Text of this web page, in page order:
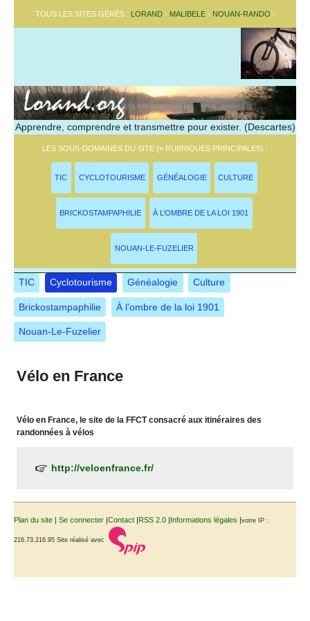
TOUS LES SITES GÉRÉS : LORAND- MALIBELE- NOUAN-RANDO -
Apprendre, comprendre et transmettre pour exister. (Descartes)
LES SOUS-DOMAINES DU SITE (= RUBRIQUES PRINCIPALES) :
TIC CYCLOTOURISME GÉNÉALOGIE CULTURE
BRICKOSTAMPAPHILIE À L’OMBRE DE LA LOI 1901
NOUAN-LE-FUZELIER
TIC Cyclotourisme Généalogie Culture
Brickostampaphilie À l’ombre de la loi 1901
Nouan-Le-Fuzelier
Vélo en France
Vélo en France, le site de la FFCT consacré aux itinéraires des
randonnées à vélos
http://veloenfrance.fr/
Plan du site | Se connecter |Contact |RSS 2.0 |Informations légales |votre IP :
216.73.216.95 Site réalisé avec